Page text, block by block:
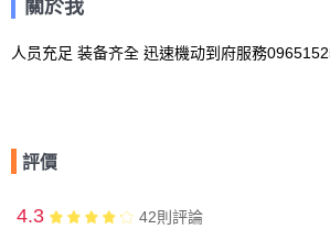
關於我
人员充足 装备齐全 迅速機动到府服務
評價
4.3 42則評論